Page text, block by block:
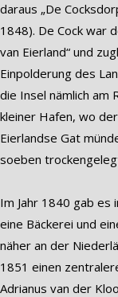
daraus „De
1848). De Cock war
van Eierland“ und
Einpolderung des
die Insel nämlich am
kleiner Hafen, wo
Eierlandse Gat
soeben
Im Jahr 1840 gab es
eine Bäckerei und
näher an der
1851 einen
Adrianus van der